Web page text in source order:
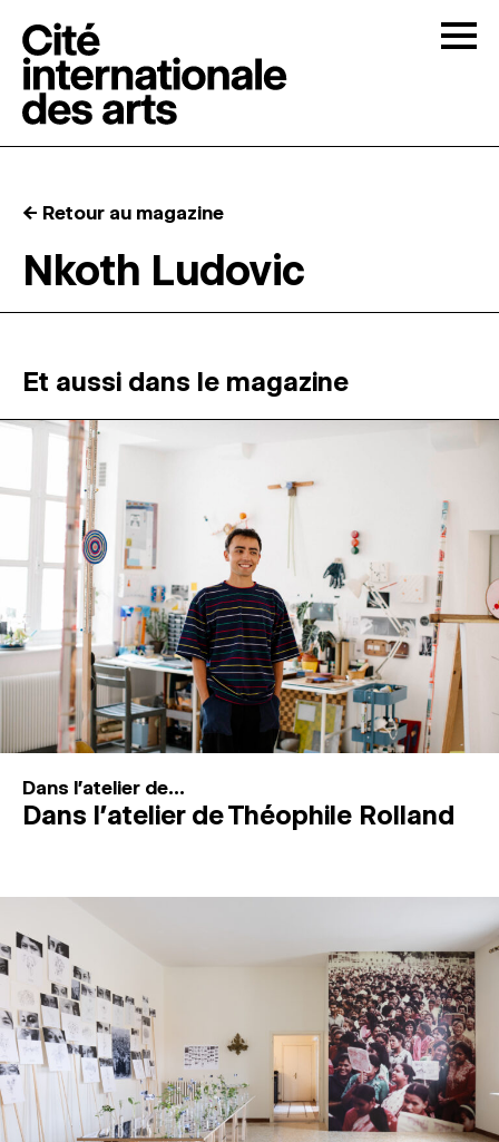
RÉSIDENCES ↓
ATELIERS OUVERTS
PROGRAMMATION
MAGAZINE
ESPACES DE PRATIQUE ARTISTIQUE ↓
Recherche
Connexion
← Retour au magazine
Nkoth Ludovic
Et aussi dans le magazine
Dans l'atelier de...
Dans l’atelier de Théophile Rolland